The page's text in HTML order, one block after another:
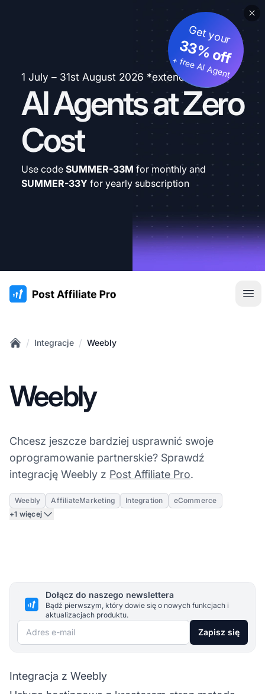
1 July – 31st August 2026 *extended
AI Agents at Zero
Cost
Get your
33% off
+ free AI Agent
Use code SUMMER-33M for monthly and
SUMMER-33Y for yearly subscription
:site.title
/ Integracje / Weebly
Weebly
Chcesz jeszcze bardziej usprawnić swoje
oprogramowanie partnerskie? Sprawdź
integrację Weebly z Post Affiliate Pro.
Weebly AffiliateMarketing Integration
eCommerce
+1 więcej
Dołącz do naszego newslettera
Bądź pierwszym, który dowie się o nowych funkcjach i
aktualizacjach produktu.
Adres e-mail Zapisz się
Integracja z Weebly